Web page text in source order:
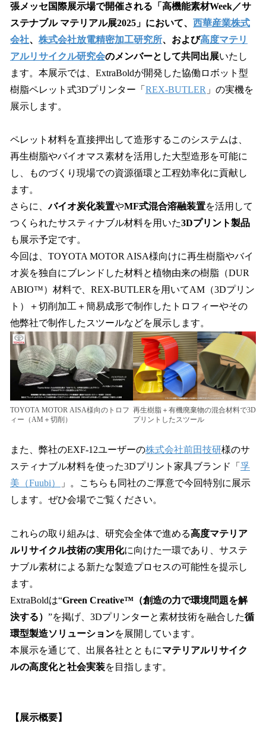
張メッセ国際展示場で開催される「高機能素材Week／サ
ステナブル マテリアル展2025」において、 西華産業株式
会社、 株式会社放電精密加工研究所、および高度マテリ
アルリサイクル研究会のメンバーとして共同出展いたし
ます。本展示では、ExtraBoldが開発した協働ロボット型
樹脂ペレット式3Dプリンター「 REX-BUTLER 」の実機を
展示します。
ペレット材料を直接押出して造形するこのシステムは、
再生樹脂やバイオマス素材を活用した大型造形を可能に
し、ものづくり現場での資源循環と工程効率化に貢献し
ます。
さらに、バイオ炭化装置やMF式混合溶融装置を活用して
つくられたサスティナブル材料を用いた3Dプリント製品
も展示予定です。
今回は、TOYOTA MOTOR AISA様向けに再生樹脂やバイ
オ炭を独自にブレンドした材料と植物由来の樹脂（DUR
ABIO™）材料で、REX-BUTLERを用いてAM（3Dプリン
ト）＋切削加工＋簡易成形で制作したトロフィーやその
他弊社で制作したスツールなどを展示します。
TOYOTA MOTOR AISA様向のトロフ
ィー（AM＋切削）
再生樹脂＋有機廃棄物の混合材料で3D
プリントしたスツール
また、弊社のEXF-12ユーザーの株式会社前田技研様のサ
スティナブル材料を使った3Dプリント家具ブランド「 孚
美（Fuubi）
」。こちらも同社のご厚意で今回特別に展示
します。ぜひ会場でご覧ください。
これらの取り組みは、研究会全体で進める高度マテリア
ルリサイクル技術の実用化に向けた一環であり、サステ
ナブル素材による新たな製造プロセスの可能性を提示し
ます。
ExtraBoldは“Green Creative™（創造の力で環境問題を解
決する） ”を掲げ、3Dプリンターと素材技術を融合した循
環型製造ソリューションを展開しています。
本展示を通じて、出展各社とともにマテリアルリサイク
ルの高度化と社会実装を目指します。
【展示概要】